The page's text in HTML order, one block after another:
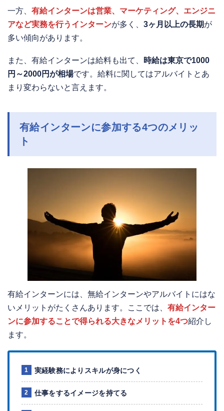
一方、 有給インターンは営業、マーケティング、エンジニ
アなど実務を行うインターンが多く、 3ヶ月以上の長期が
多い傾向があります。
また、有給インターンは給料も出て、
時給は東京で1000
円～2000円が相場です。給料に関してはアルバイトとあ
まり変わらないと言えます。
有給インターンに参加する4つのメリッ
ト
有給インターンには、無給インターンやアルバイトにはな
いメリットがたくさんあります。ここでは、 有給インター
ンに参加することで得られる大きなメリットを4つ紹介し
ます。
実経験務によりスキルが身につく
仕事をするイメージを持てる